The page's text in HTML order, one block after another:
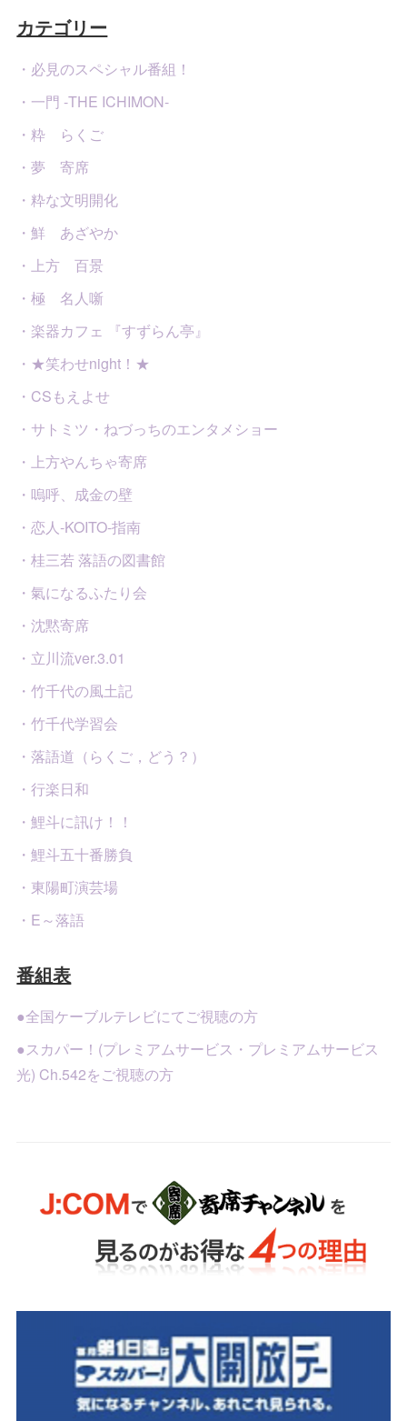
カテゴリー
・必見のスペシャル番組！
・一門 -THE ICHIMON-
・粋 らくご
・夢 寄席
・粋な文明開化
・鮮 あざやか
・上方 百景
・極 名人噺
・楽器カフェ 『すずらん亭』
・★笑わせnight！★
・CSもえよせ
・サトミツ・ねづっちのエンタメショー
・上方やんちゃ寄席
・嗚呼、成金の壁
・恋人-KOITO-指南
・桂三若 落語の図書館
・氣になるふたり会
・沈黙寄席
・立川流ver.3.01
・竹千代の風土記
・竹千代学習会
・落語道（らくご，どう？）
・行楽日和
・鯉斗に訊け！！
・鯉斗五十番勝負
・東陽町演芸場
・E～落語
番組表
●全国ケーブルテレビにてご視聴の方
●スカパー！(プレミアムサービス・プレミアムサービス
光) Ch.542をご視聴の方